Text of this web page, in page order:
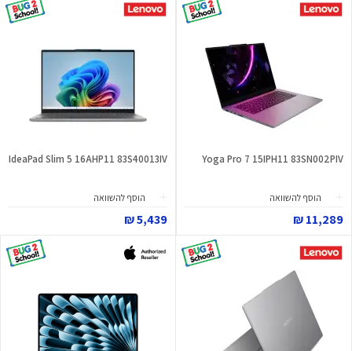
Yoga Pro 7 15IPH11 83SN002PIV
הוסף להשוואה
11,289 ₪
IdeaPad Slim 5 16AHP11 83S40013IV
הוסף להשוואה
5,439 ₪